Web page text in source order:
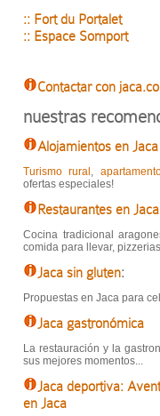
:: Fort du Portalet
:: Espace Somport
Contactar con
nuestras
Alojamientos en Jaca
Turismo rural
ofertas especiales!
Restaurantes en Jaca
Cocina tradicional
comida para llevar,
Jaca sin gluten:
Propuestas en Jaca para
Jaca gastronómica
La restauración y la
sus mejores momentos...
Jaca deportiva:
en Jaca